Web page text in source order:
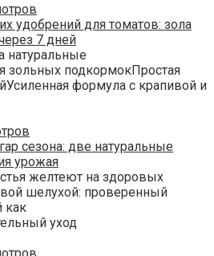
удобрений для томатов: зола
7 дней
натуральные
зольных подкормокПростая
формула с крапивой и
сезона: две натуральные
урожая
желтеют на здоровых
шелухой: проверенный
как
уход